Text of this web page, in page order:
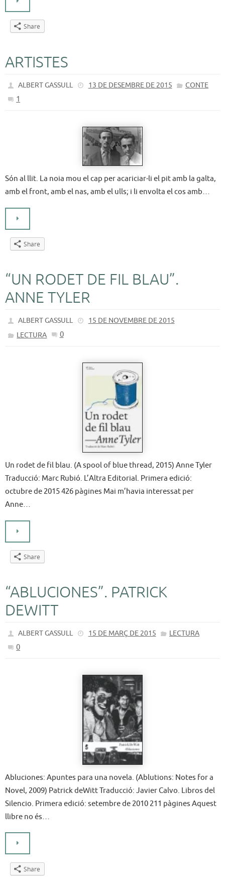
Share
ARTISTES
ALBERT GASSULL 13 DE DESEMBRE DE 2015 CONTE
1
Són al llit. La noia mou el cap per acariciar-li el pit amb la galta,
amb el front, amb el nas, amb el ulls; i li envolta el cos amb…
Share
“UN RODET DE FIL BLAU”.
ANNE TYLER
ALBERT GASSULL
15 DE NOVEMBRE DE 2015
LECTURA
0
Un rodet de fil blau. (A spool of blue thread, 2015) Anne Tyler
Traducció: Marc Rubió. L’Altra Editorial. Primera edició:
octubre de 2015 426 pàgines Mai m’havia interessat per
Anne…
Share
“ABLUCIONES”. PATRICK
DEWITT
ALBERT GASSULL 15 DE MARÇ DE 2015 LECTURA
0
Abluciones: Apuntes para una novela. (Ablutions: Notes for a
Novel, 2009) Patrick deWitt Traducció: Javier Calvo. Libros del
Silencio. Primera edició: setembre de 2010 211 pàgines Aquest
llibre no és…
Share